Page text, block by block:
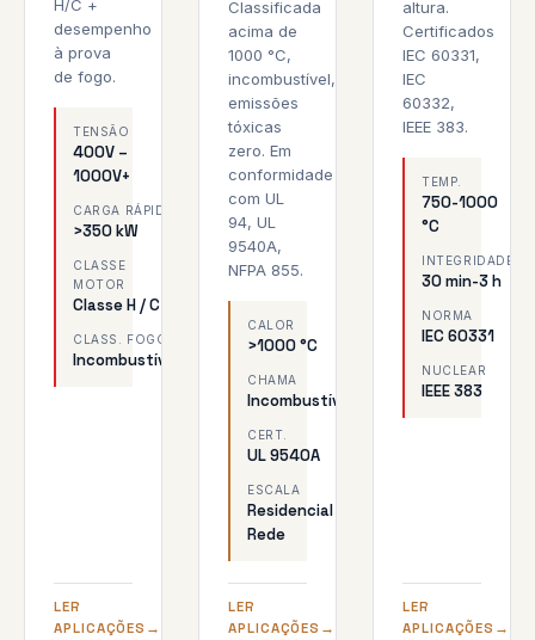
H/C +
desempenho
à prova
de fogo.
TENSÃO
400V –
1000V+
CARGA RÁPIDA
>350 kW
CLASSE
MOTOR
Classe H / C
CLASS. FOGO
Incombustível
LER
APLICAÇÕES
Classificada
acima de
1000 °C,
incombustível,
emissões
tóxicas
zero. Em
conformidade
com UL
94, UL
9540A,
NFPA 855.
CALOR
>1000 °C
CHAMA
Incombustível
CERT.
UL 9540A
ESCALA
Residencial →
Rede
LER
APLICAÇÕES
altura.
Certificados
IEC 60331,
IEC
60332,
IEEE 383.
TEMP.
750-1000
°C
INTEGRIDADE
30 min-3 h
NORMA
IEC 60331
NUCLEAR
IEEE 383
LER
APLICAÇÕES